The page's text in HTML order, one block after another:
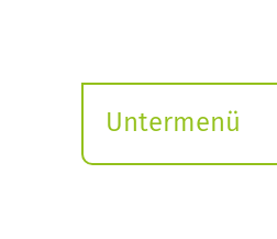
Untermenü